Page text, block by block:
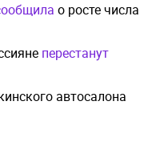
о росте числа
перестанут
автосалона